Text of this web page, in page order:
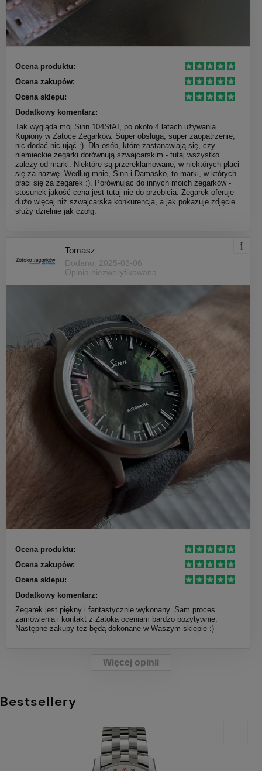
Ocena produktu:
Ocena zakupów:
Ocena sklepu:
Dodatkowy komentarz:
Tak wygląda mój Sinn 104StAI, po około 4 latach używania.
Kupiony w Zatoce Zegarków. Super obsługa, super zaopatrzenie,
nic dodać nic ująć :). Dla osób, które zastanawiają się, czy
niemieckie zegarki dorównują szwajcarskim - tutaj wszystko
zależy od marki. Niektóre są przereklamowane, w niektórych płaci
się za nazwę. Według mnie, Sinn i Damasko, to marki, w których
płaci się za zegarek :). Porównując do innych moich zegarków -
stosunek jakość cena jest tutaj nie do przebicia. Zegarek oferuje
dużo więcej niż szwajcarska konkurencja, a jak pokazuje zdjęcie
służy dzielnie jak czołg.
Tomasz
Dodano: 2025-03-06
Opinia niezweryfikowana
Ocena produktu:
Ocena zakupów:
Ocena sklepu:
Dodatkowy komentarz:
Zegarek jest piękny i fantastycznie wykonany. Sam proces
zamówienia i kontakt z Zatoką oceniam bardzo pozytywnie.
Następne zakupy też będą dokonane w Waszym sklepie :)
Więcej opinii
Bestsellery